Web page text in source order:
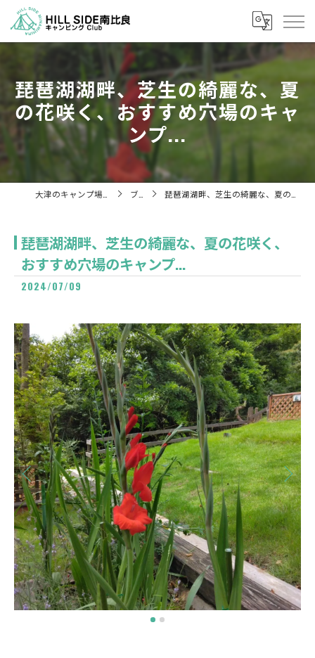
琵琶湖湖畔、芝生の綺麗な、夏
の花咲く、おすすめ穴場のキャ
ンプ...
ブログ 琵琶湖湖畔、芝生の綺麗な、夏の花咲く、おすすめ穴場のキャンプ...
琵琶湖湖畔、芝生の綺麗な、夏の花咲く、
おすすめ穴場のキャンプ...
2024/07/09